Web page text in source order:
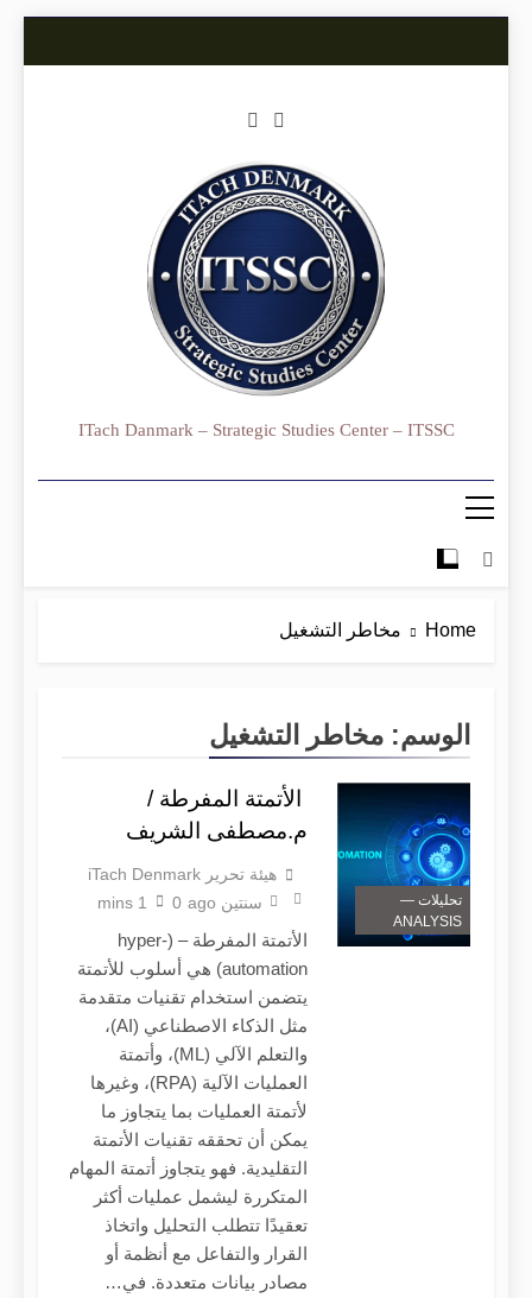
ITach Danmark – Strategic Studies Center – ITSSC
Home مخاطر التشغيل
الوسم: مخاطر التشغيل
تحليلات —
ANALYSIS
الأتمتة المفرطة /
م.مصطفى الشريف
هيئة تحرير iTach Denmark
سنتين ago
0
1 mins
الأتمتة المفرطة – (hyper-
automation) هي أسلوب للأتمتة
يتضمن استخدام تقنيات متقدمة
مثل الذكاء الاصطناعي (AI)،
والتعلم الآلي (ML)، وأتمتة
العمليات الآلية (RPA)، وغيرها
لأتمتة العمليات بما يتجاوز ما
يمكن أن تحققه تقنيات الأتمتة
التقليدية. فهو يتجاوز أتمتة المهام
المتكررة ليشمل عمليات أكثر
تعقيدًا تتطلب التحليل واتخاذ
القرار والتفاعل مع أنظمة أو
مصادر بيانات متعددة. في…